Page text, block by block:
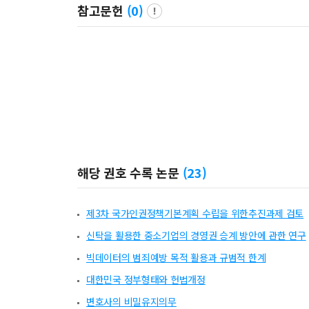
참고문헌 (0)
해당 권호 수록 논문 (23)
제3차 국가인권정책기본계획 수립을 위한추진과제 검토
신탁을 활용한 중소기업의 경영권 승계 방안에 관한 연구
빅데이터의 범죄예방 목적 활용과 규범적 한계
대한민국 정부형태와 헌법개정
변호사의 비밀유지의무